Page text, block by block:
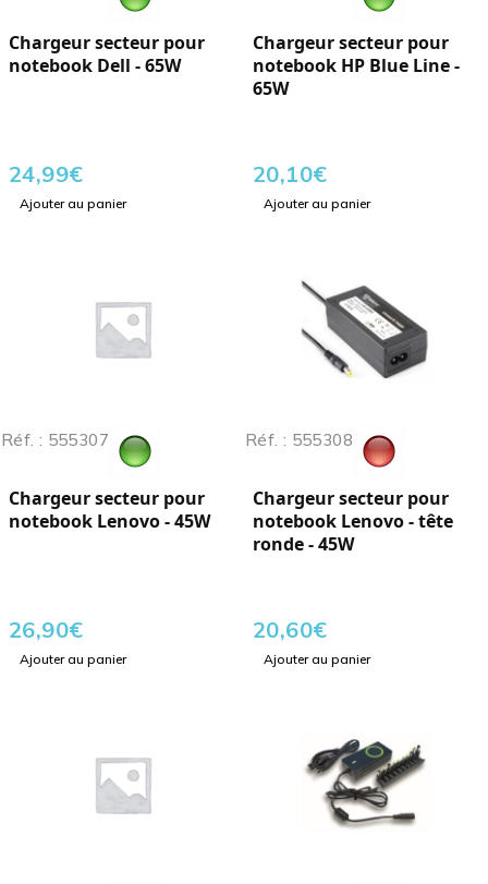
Chargeur secteur pour
notebook Dell - 65W
24,99€
Ajouter au panier
Chargeur secteur pour
notebook HP Blue Line -
65W
20,10€
Ajouter au panier
Réf. : 555307
Chargeur secteur pour
notebook Lenovo - 45W
26,90€
Ajouter au panier
Réf. : 555308
Chargeur secteur pour
notebook Lenovo - tête
ronde - 45W
20,60€
Ajouter au panier